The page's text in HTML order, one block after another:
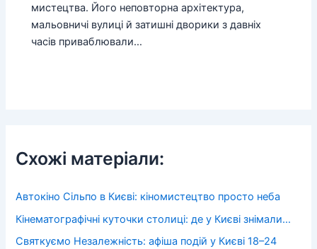
мистецтва. Його неповторна архітектура,
мальовничі вулиці й затишні дворики з давніх
часів приваблювали…
Схожі матеріали:
Автокіно Сільпо в Києві: кіномистецтво просто неба
Кінематографічні куточки столиці: де у Києві знімали…
Святкуємо Незалежність: афіша подій у Києві 18–24